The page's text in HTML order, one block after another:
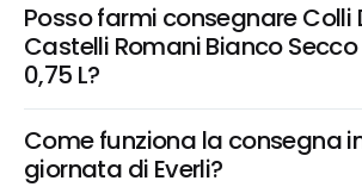
Posso farmi consegnare Colli
Castelli Romani Bianco Secco
0,75 L?
Come funziona la consegna
giornata di Everli?